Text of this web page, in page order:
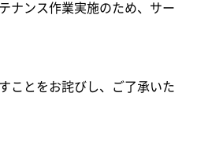
ナンス作業実施のため、サー
ことをお詫びし、ご了承いた